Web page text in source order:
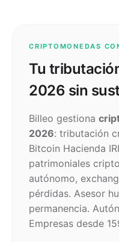
CRIPTOMONEDAS
Tu
2026 sin
Billeo gestiona
2026: tributación
Bitcoin Hacienda
patrimoniales
autónomo,
pérdidas. Asesor
permanencia.
Empresas desde